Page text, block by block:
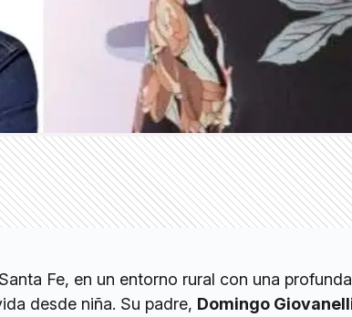
Fe, en un entorno rural con una
desde niña. Su padre, Domingo